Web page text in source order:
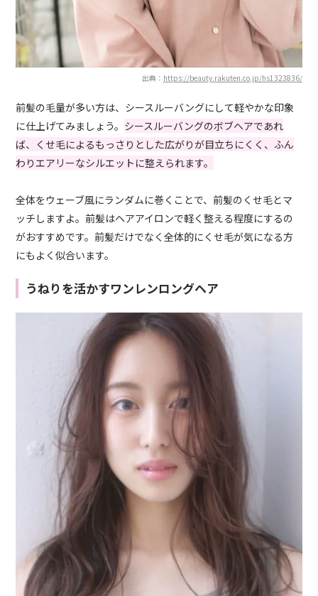
出典： https://beauty.rakuten.co.jp/hs1323836/
前髪の毛量が多い方は、シースルーバングにして軽やかな印象
に仕上げてみましょう。 シースルーバングのボブヘアであれ
ば、くせ毛によるもっさりとした広がりが目立ちにくく、ふん
わりエアリーなシルエットに整えられます。
全体をウェーブ風にランダムに巻くことで、前髪のくせ毛とマ
ッチしますよ。前髪はヘアアイロンで軽く整える程度にするの
がおすすめです。前髪だけでなく全体的にくせ毛が気になる方
にもよく似合います。
うねりを活かすワンレンロングヘア